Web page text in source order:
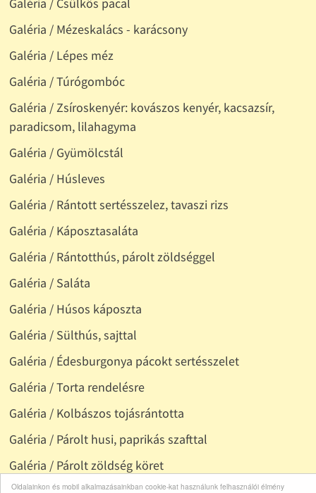
Oldalainkon és mobil alkalmazásainkban cookie-kat használunk felhasználói élmény
Galéria / Mézeskalács - karácsony
Galéria / Lépes méz
Galéria / Túrógombóc
Galéria / Zsíroskenyér: kovászos kenyér, kacsazsír,
paradicsom, lilahagyma
Galéria / Gyümölcstál
Galéria / Húsleves
Galéria / Rántott sertésszelez, tavaszi rizs
Galéria / Káposztasaláta
Galéria / Rántotthús, párolt zöldséggel
Galéria / Saláta
Galéria / Húsos káposzta
Galéria / Sülthús, sajttal
Galéria / Édesburgonya pácokt sertésszelet
Galéria / Torta rendelésre
Galéria / Kolbászos tojásrántotta
Galéria / Párolt husi, paprikás szafttal
Galéria / Párolt zöldség köret